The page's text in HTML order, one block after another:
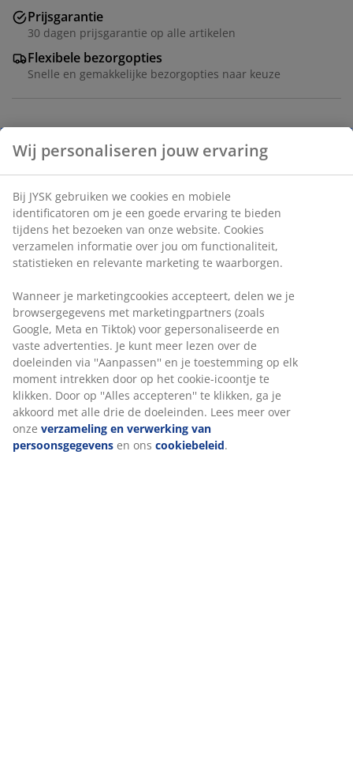
Prijsgarantie
30 dagen prijsgarantie op alle artikelen
Flexibele bezorgopties
Snelle en gemakkelijke bezorgopties naar keuze
Schoonmaakdoekjes ontworpen voor streeploos
afstoffen en afnemen op delicate oppervlakken.
Kenmerken een mengsel van polyester en polyamide
dat efficiënt vocht opneemt zonder te krassen. De
doekjes zijn machinewasbaar op 60°C. Wordt geleverd
in een verpakking van 2. Verkrijgbaar in verschillende
kleuren. B30 x L30 cm
Artikelnummer: 4912572
Specificaties
Beoordelingen
(3)
Wij personaliseren jouw ervaring
Bij JYSK gebruiken we cookies en mobiele
identificatoren om je een goede ervaring te bieden
tijdens het bezoeken van onze website. Cookies
verzamelen informatie over jou om functionaliteit,
statistieken en relevante marketing te waarborgen.
Wanneer je marketingcookies accepteert, delen we je
browsergegevens met marketingpartners (zoals
Google, Meta en Tiktok) voor gepersonaliseerde en
vaste advertenties. Je kunt meer lezen over de
doeleinden via ''Aanpassen'' en je toestemming op elk
moment intrekken door op het cookie-icoontje te
klikken. Door op ''Alles accepteren'' te klikken, ga je
akkoord met alle drie de doeleinden. Lees meer over
onze verzameling en verwerking van
persoonsgegevens en ons cookiebeleid.